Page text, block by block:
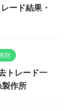
ード結果・
別
トレード一
作所